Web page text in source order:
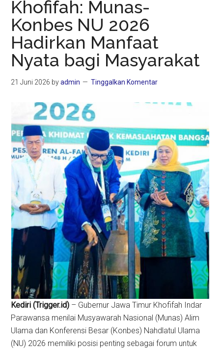
Khofifah: Munas-
Konbes NU 2026
Hadirkan Manfaat
Nyata bagi Masyarakat
21 Juni 2026 byadmin Tinggalkan Komentar
Kediri (Trigger.id) – Gubernur Jawa Timur Khofifah Indar
Parawansa menilai Musyawarah Nasional (Munas) Alim
Ulama dan Konferensi Besar (Konbes) Nahdlatul Ulama
(NU) 2026 memiliki posisi penting sebagai forum untuk